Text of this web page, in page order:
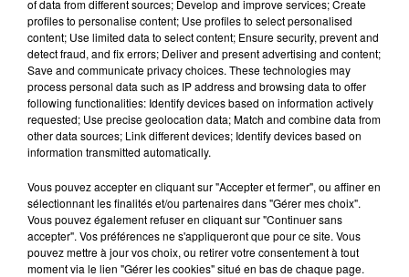
L'HOROSCOPE
Bélier Taureau Gémeaux
of data from different sources; Develop and improve services; Create
profiles to personalise content; Use profiles to select personalised
content; Use limited data to select content; Ensure security, prevent and
detect fraud, and fix errors; Deliver and present advertising and content;
Save and communicate privacy choices. These technologies may
process personal data such as IP address and browsing data to offer
following functionalities: Identify devices based on information actively
requested; Use precise geolocation data; Match and combine data from
other data sources; Link different devices; Identify devices based on
information transmitted automatically.
Vous pouvez accepter en cliquant sur "Accepter et fermer", ou affiner en
sélectionnant les finalités et/ou partenaires dans "Gérer mes choix".
Vous pouvez également refuser en cliquant sur "Continuer sans
accepter". Vos préférences ne s'appliqueront que pour ce site. Vous
pouvez mettre à jour vos choix, ou retirer votre consentement à tout
moment via le lien "Gérer les cookies" situé en bas de chaque page.